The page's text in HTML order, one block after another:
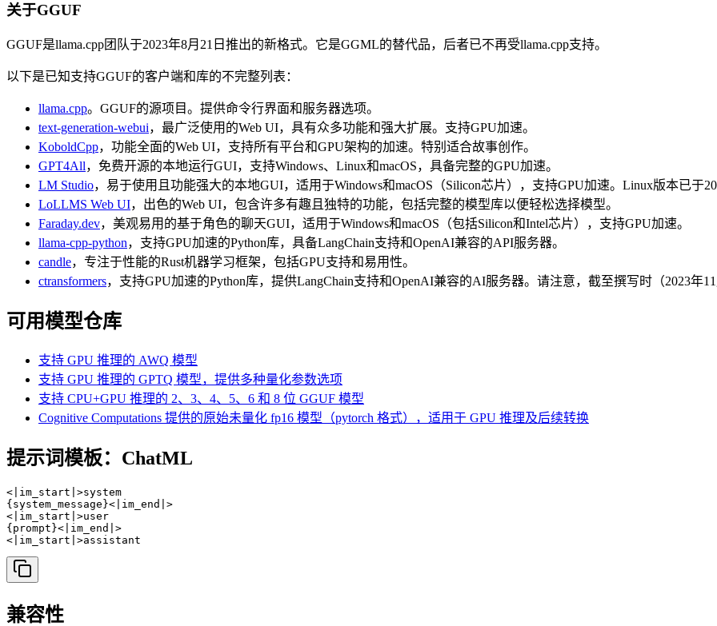
关于GGUF
GGUF是llama.cpp团队于2023年8月21日推出的新格式。它是GGML的替代品，后者已不再受llama.cpp支持。
以下是已知支持GGUF的客户端和库的不完整列表：
llama.cpp。GGUF的源项目。提供命令行界面和服务器选项。
text-generation-webui，最广泛使用的Web UI，具有众多功能和强大扩展。支持GPU加速。
KoboldCpp，功能全面的Web UI，支持所有平台和GPU架构的加速。特别适合故事创作。
GPT4All，免费开源的本地运行GUI，支持Windows、Linux和macOS，具备完整的GPU加速。
LM Studio，易于使用且功能强大的本地GUI，适用于Windows和macOS（Silicon芯片），支持GPU加速。Linux版本已于
LoLLMS Web UI，出色的Web UI，包含许多有趣且独特的功能，包括完整的模型库以便轻松选择模型。
Faraday.dev，美观易用的基于角色的聊天GUI，适用于Windows和macOS（包括Silicon和Intel芯片），支持GPU加速。
llama-cpp-python，支持GPU加速的Python库，具备LangChain支持和OpenAI兼容的API服务器。
candle，专注于性能的Rust机器学习框架，包括GPU支持和易用性。
ctransformers，支持GPU加速的Python库，提供LangChain支持和OpenAI兼容的AI服务器。请注意，截至撰写时（2023年
可用模型仓库
支持 GPU 推理的 AWQ 模型
支持 GPU 推理的 GPTQ 模型，提供多种量化参数选项
支持 CPU+GPU 推理的 2、3、4、5、6 和 8 位 GGUF 模型
Cognitive Computations 提供的原始未量化 fp16 模型（pytorch 格式），适用于 GPU 推理及后续转换
提示词模板：ChatML
<|im_start|>system
{system_message}<|im_end|>
<|im_start|>user
{prompt}<|im_end|>
兼容性